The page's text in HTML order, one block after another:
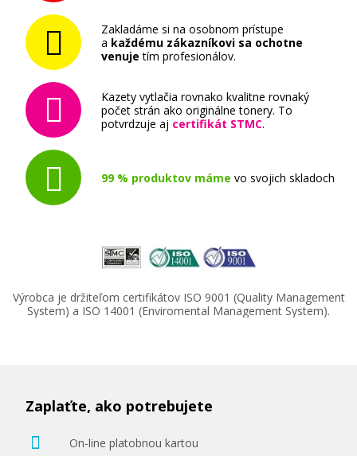
Zakladáme si na osobnom prístupe
a každému zákazníkovi sa ochotne
venuje tím profesionálov.
Kazety vytlačia rovnako kvalitne rovnaký
počet strán ako originálne tonery. To
potvrdzuje aj certifikát STMC.
99 % produktov máme vo svojich skladoch
Výrobca je držiteľom certifikátov ISO 9001 (Quality Management
System) a ISO 14001 (Enviromental Management System).
Zaplaťte, ako potrebujete
On-line platobnou kartou